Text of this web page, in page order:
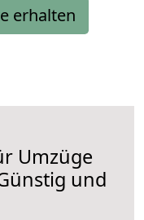
erhalten
Umzüge
und